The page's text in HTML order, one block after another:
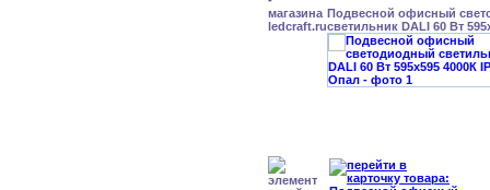
Подвесной офисный
светильник DALI 60 Вт